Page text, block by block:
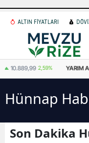
ALTIN FİYATLARI
YARIM ALTIN
Hünnap
Son Dakika